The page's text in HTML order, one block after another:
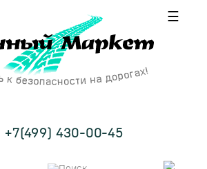
☰
+7(499) 430-00-45